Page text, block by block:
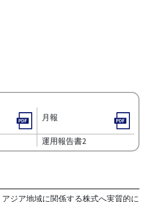
月報
運用報告書2
ジア地域に関係する株式へ実質的に